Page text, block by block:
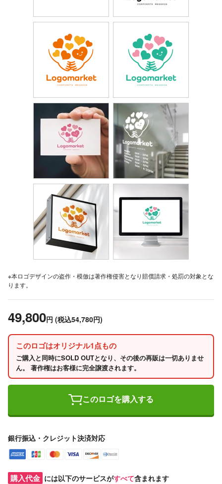
※本ロゴデザインの盗作・模倣は著作権侵害となり賠償請求・処罰の対象とな
ります。
49,800円 (税込54,780円)
このロゴはオリジナル1点もの
ご購入と同時にSOLD OUTとなり、その後の再販は一切ありませ
ん。 著作権はお客様に完全譲渡されます。
このロゴを購入する
銀行振込・クレジット決済対応
購入代金 には以下のサービスがすべて含まれます